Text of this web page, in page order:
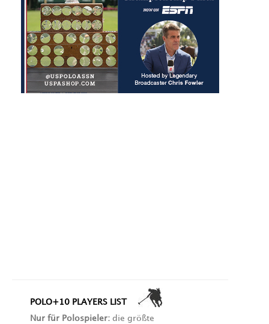
POLO+10 PLAYERS LIST
Nur für Polospieler: die größte